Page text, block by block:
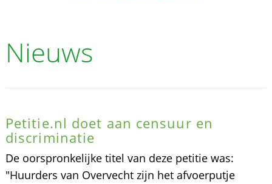
Nieuws
Petitie.nl doet aan censuur en
discriminatie
De oorspronkelijke titel van deze petitie was:
"Huurders van Overvecht zijn het afvoerputje